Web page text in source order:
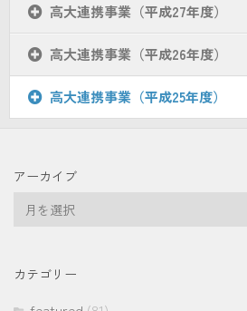
高大連携事業（平成27年度）
高大連携事業（平成26年度）
高大連携事業（平成25年度）
アーカイブ
イ
カテゴリー